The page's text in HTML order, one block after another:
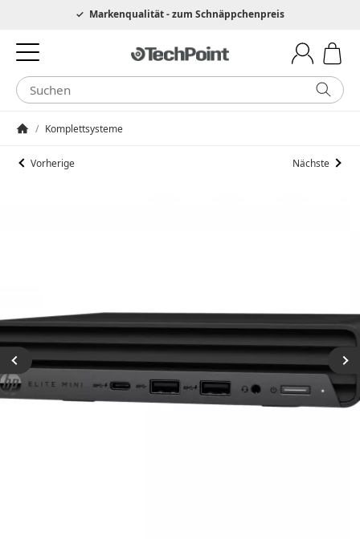
Hotline 0049 6205 3079975Markenqualität - zum Schnäppchenpreis
/ Komplettsysteme
Vorherige Nächste